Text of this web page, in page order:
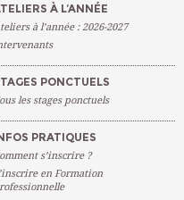
À L’ANNÉE
à l’année : 2026-2027
PONCTUELS
les stages ponctuels
PRATIQUES
s’inscrire ?
en Formation